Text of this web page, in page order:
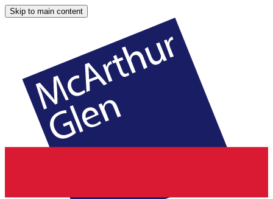
Skip to main content